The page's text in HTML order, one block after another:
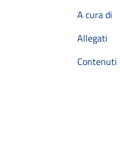
A cura di
Allegati